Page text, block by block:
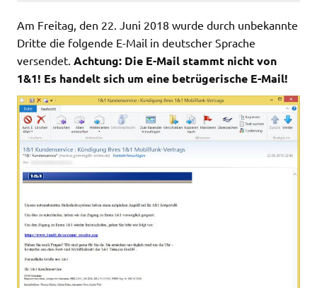
Am Freitag, den 22. Juni 2018 wurde durch unbekannte
Dritte die folgende E-Mail in deutscher Sprache
versendet. Achtung: Die E-Mail stammt nicht von
1&1! Es handelt sich um eine betrügerische E-Mail!